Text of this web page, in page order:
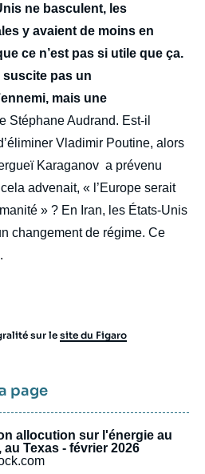
ne basculent, les
y avaient de moins en
ce n’est pas si utile que ça.
suscite pas un
mais une
Stéphane Audrand. Est-il
Vladimir Poutine, alors
Karaganov a prévenu
advenait, « l’Europe serait
» ? En Iran, les États-Unis
changement de régime. Ce
sur le site du Figaro
page
allocution sur l'énergie au
Texas - février 2026